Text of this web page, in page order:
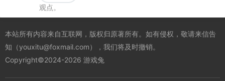
观点。
本站所有内容来自互联网，版权归原著所有。如有侵权，敬请来信告
知（youxitu@foxmail.com），我们将及时撤销。
Copyright©2024-2026 游戏兔